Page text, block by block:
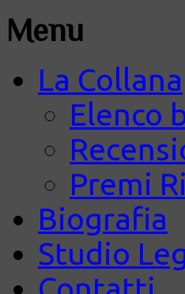
Menu
La Collana
Elenco
Premi
Biografia
Studio